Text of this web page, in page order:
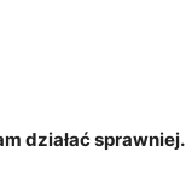
działać sprawniej.